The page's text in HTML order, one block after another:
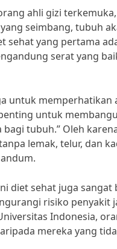
ahli gizi
seimbang, tubuh
sehat yang pertama
serat yang
untuk
untuk
tubuh.” Oleh
lemak, telur, dan
diet sehat juga
risiko
Indonesia,
mereka yang